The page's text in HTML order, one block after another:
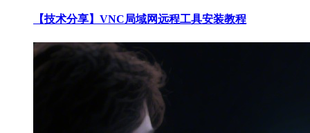
【技术分享】VNC局域网远程工具安装教程